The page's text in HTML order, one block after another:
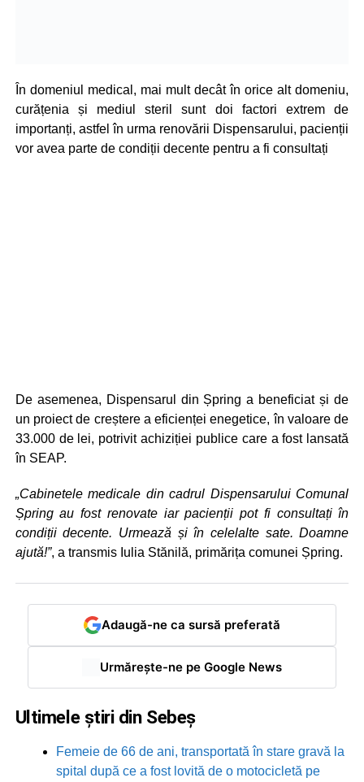
În domeniul medical, mai mult decât în orice alt domeniu,
curățenia și mediul steril sunt doi factori extrem de
importanți, astfel în urma renovării Dispensarului, pacienții
vor avea parte de condiții decente pentru a fi consultați
De asemenea, Dispensarul din Șpring a beneficiat și de
un proiect de creștere a eficienței enegetice, în valoare de
33.000 de lei, potrivit achiziției publice care a fost lansată
în SEAP.
„Cabinetele medicale din cadrul Dispensarului Comunal
Șpring au fost renovate iar pacienții pot fi consultați în
condiții decente. Urmează și în celelalte sate. Doamne
ajută!”, a transmis Iulia Stănilă, primărița comunei Șpring.
Adaugă-ne ca sursă preferată
Urmărește-ne pe Google News
Ultimele știri din Sebeș
Femeie de 66 de ani, transportată în stare gravă la
spital după ce a fost lovită de o motocicletă pe